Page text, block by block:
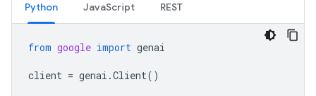
Python JavaScript REST
from google import genai
client = genai .Client()